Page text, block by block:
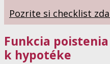
Pozrite si checklist
Funkcia
k hypotéke